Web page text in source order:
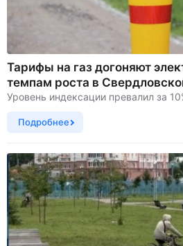
Тарифы на газ догоняют
темпам роста в
Уровень индексации превалил за
Подробнее